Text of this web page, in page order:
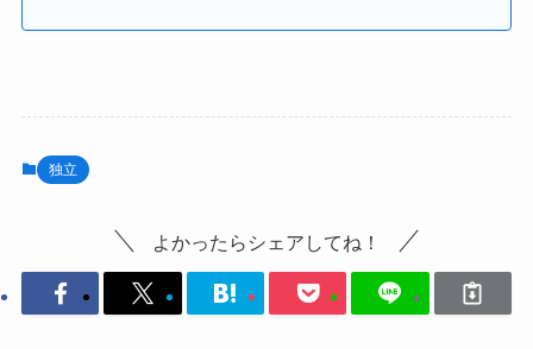
独立
よかったらシェアしてね！